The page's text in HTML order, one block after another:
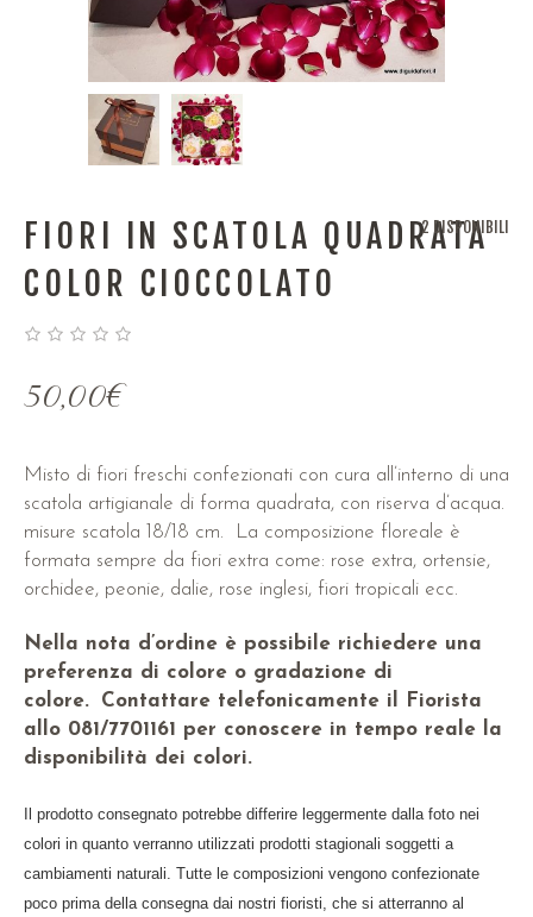
FIORI IN SCATOLA QUADRATA
COLOR CIOCCOLATO
50,00€
Misto di fiori freschi confezionati con cura all’interno di una
scatola artigianale di forma quadrata, con riserva d’acqua.
misure scatola 18/18 cm. La composizione floreale è
formata sempre da fiori extra come: rose extra, ortensie,
orchidee, peonie, dalie, rose inglesi, fiori tropicali ecc.
Nella nota d’ordine è possibile richiedere una
preferenza di colore o gradazione di
colore.
Contattare telefonicamente il Fiorista
allo 081/7701161 per conoscere in tempo reale la
disponibilità dei colori.
Il prodotto consegnato potrebbe differire leggermente dalla foto nei
colori in quanto verranno utilizzati prodotti stagionali soggetti a
cambiamenti naturali. Tutte le composizioni vengono confezionate
poco prima della consegna dai nostri fioristi, che si atterranno al
2 DISPONIBILI